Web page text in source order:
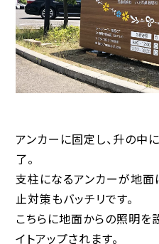
アンカーに固定し、升の中
了。
支柱になるアンカーが地面
止対策もバッチリです。
こちらに地面からの照明を
イトアップされます。